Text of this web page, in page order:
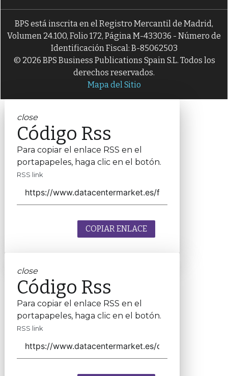
BPS está inscrita en el Registro Mercantil de Madrid,
Volumen 24.100, Folio 172, Página M-433036 - Número de
Identificación Fiscal: B-85062503
© 2026 BPS Business Publications Spain S.L. Todos los
derechos reservados.
Mapa del Sitio
close
Código Rss
Para copiar el enlace RSS en el
portapapeles, haga clic en el botón.
RSS link
COPIAR ENLACE
close
Código Rss
Para copiar el enlace RSS en el
portapapeles, haga clic en el botón.
RSS link